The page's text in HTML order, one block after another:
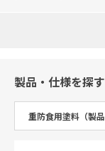
製品・仕様を探す